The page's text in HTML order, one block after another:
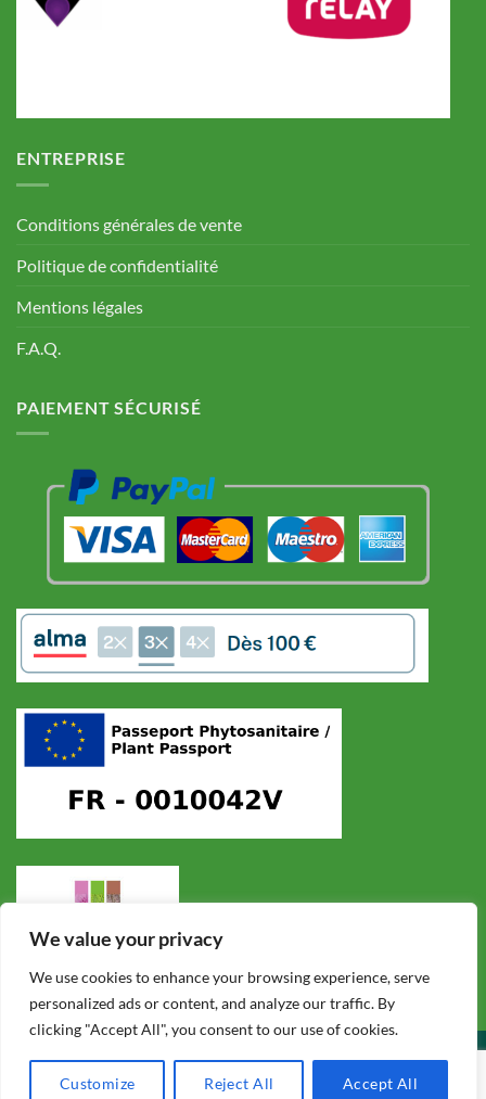
We value your privacy
We use cookies to enhance your browsing experience, serve
personalized ads or content, and analyze our traffic. By
clicking "Accept All", you consent to our use of cookies.
Customize Reject All Accept All
ENTREPRISE
Conditions générales de vente
Politique de confidentialité
Mentions légales
F.A.Q.
PAIEMENT SÉCURISÉ